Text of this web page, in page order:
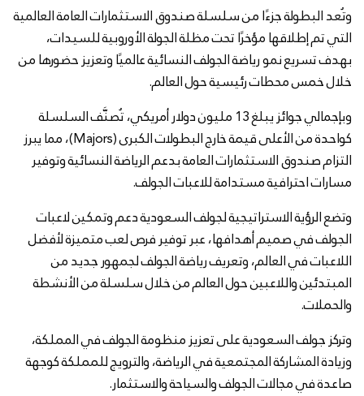
وتُعد البطولة جزءًا من سلسلة صندوق الاستثمارات العامة العالمية
التي تم إطلاقها مؤخرًا تحت مظلة الجولة الأوروبية للسيدات،
بهدف تسريع نمو رياضة الجولف النسائية عالميًا وتعزيز حضورها من
خلال خمس محطات رئيسية حول العالم.
وبإجمالي جوائز يبلغ 13 مليون دولار أمريكي، تُصنَّف السلسلة
كواحدة من الأعلى قيمة خارج البطولات الكبرى (Majors)، مما يبرز
التزام صندوق الاستثمارات العامة بدعم الرياضة النسائية وتوفير
مسارات احترافية مستدامة للاعبات الجولف.
وتضع الرؤية الاستراتيجية لجولف السعودية دعم وتمكين لاعبات
الجولف في صميم أهدافها، عبر توفير فرص لعب متميزة لأفضل
اللاعبات في العالم، وتعريف رياضة الجولف لجمهور جديد من
المبتدئين واللاعبين حول العالم من خلال سلسلة من الأنشطة
والحملات.
وتركز جولف السعودية على تعزيز منظومة الجولف في المملكة،
وزيادة المشاركة المجتمعية في الرياضة، والترويج للمملكة كوجهة
صاعدة في مجالات الجولف والسياحة والاستثمار.